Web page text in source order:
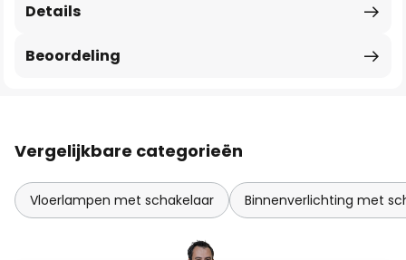
Details
Beoordeling
Vergelijkbare categorieën
Vloerlampen met schakelaar Binnenverlichting met